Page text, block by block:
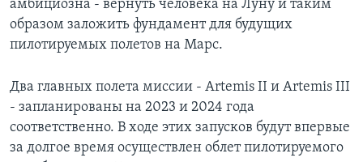
амбициозна - вернуть человека на Луну и таким
образом заложить фундамент для будущих
пилотируемых полетов на Марс.
Два главных полета миссии - Artemis II и Artemis III
- запланированы на 2023 и 2024 года
соответственно. В ходе этих запусков будут впервые
за долгое время осуществлен облет пилотируемого